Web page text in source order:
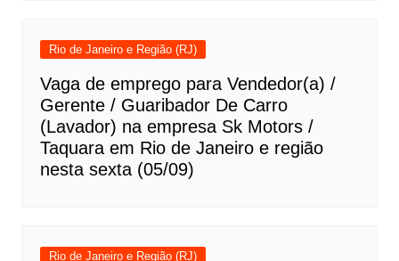
Rio de Janeiro e Região (RJ)
Vaga de emprego para Vendedor(a) /
Gerente / Guaribador De Carro
(Lavador) na empresa Sk Motors /
Taquara em Rio de Janeiro e região
nesta sexta (05/09)
Rio de Janeiro e Região (RJ)